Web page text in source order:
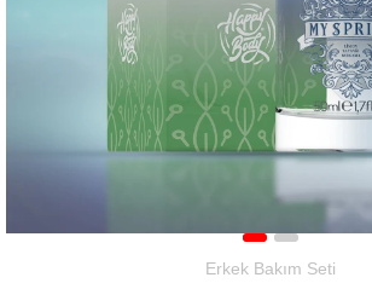
Erkek Bakım Seti